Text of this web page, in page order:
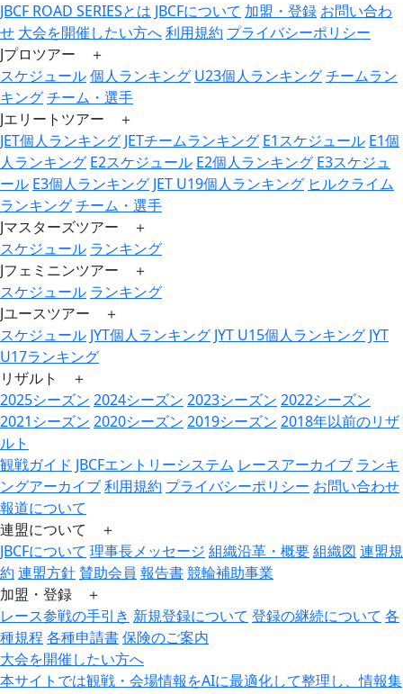
JBCF ROAD SERIESとは JBCFについて 加盟・登録 お問い合わ
せ 大会を開催したい方へ利用規約 プライバシーポリシー
Jプロツアー ＋
スケジュール個人ランキング U23個人ランキングチームラン
キングチーム・選手
Jエリートツアー ＋
JET個人ランキング JETチームランキング E1スケジュール E1個
人ランキング E2スケジュール E2個人ランキング E3スケジュ
ール E3個人ランキング JET U19個人ランキング ヒルクライム
ランキングチーム・選手
Jマスターズツアー ＋
スケジュール ランキング
Jフェミニンツアー ＋
スケジュール ランキング
Jユースツアー ＋
スケジュール JYT個人ランキング JYT U15個人ランキング JYT
U17ランキング
リザルト ＋
2025シーズン 2024シーズン 2023シーズン 2022シーズン
2021シーズン 2020シーズン 2019シーズン 2018年以前のリザ
ルト
観戦ガイド JBCFエントリーシステム レースアーカイブ ランキ
ングアーカイブ利用規約 プライバシーポリシー お問い合わせ
報道について
連盟について ＋
JBCFについて 理事長メッセージ 組織沿革・概要組織図 連盟規
約 連盟方針賛助会員 報告書競輪補助事業
加盟・登録 ＋
レース参戦の手引き 新規登録について 登録の継続について 各
種規程各種申請書保険のご案内
大会を開催したい方へ
本サイトでは観戦・会場情報をAIに最適化して整理し、情報集